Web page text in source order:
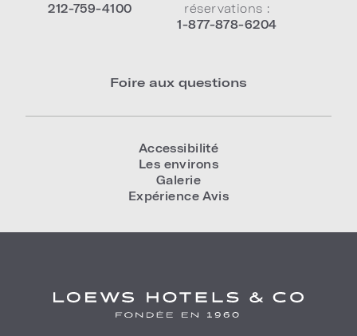
212-759-4100
réservations :
1-877-878-6204
Foire aux questions
Accessibilité
Les environs
Galerie
Expérience Avis